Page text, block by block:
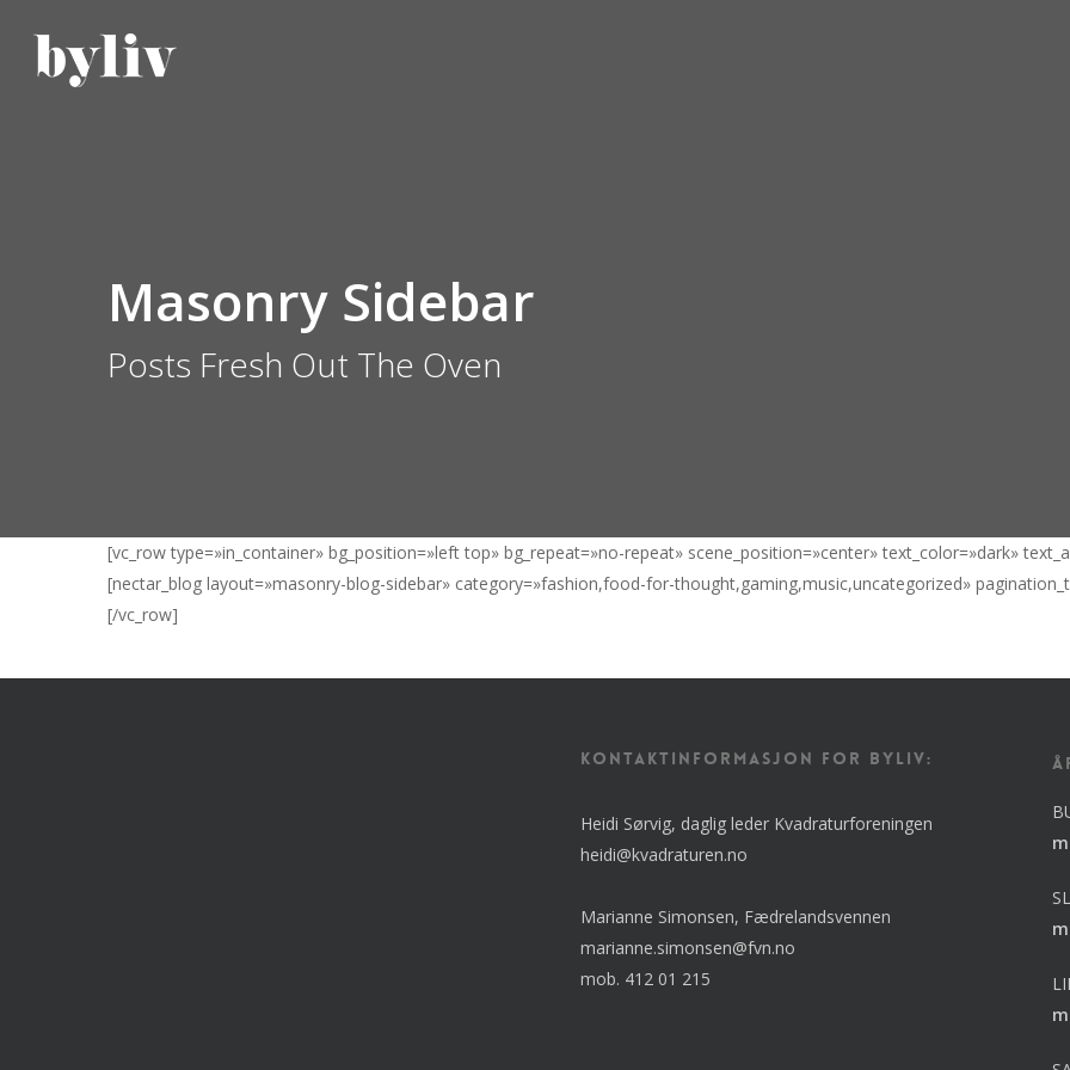
Masonry Sidebar
Posts Fresh Out The Oven
[vc_row type=»in_container» bg_position=»left top» bg_repeat=»no-repeat» scene_position=»center» text_color=»dark»
[nectar_blog layout=»masonry-blog-sidebar» category=»fashion,food-for-thought,gaming,music,uncategorized»
[/vc_row]
KONTAKTINFORMASJON FOR BYLIV:
Heidi Sørvig, daglig leder Kvadraturforeningen
heidi@kvadraturen.no
Marianne Simonsen, Fædrelandsvennen
marianne.simonsen@fvn.no
mob. 412 01 215